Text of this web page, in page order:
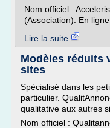
Nom officiel :
(Association). En ligne
Lire la suite
Modèles réduits
sites
Spécialisé dans les
particulier.
qualitative aux autres
Nom officiel :